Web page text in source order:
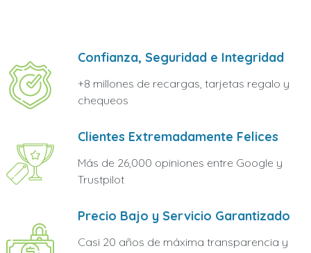
Confianza, Seguridad e Integridad
+8 millones de recargas, tarjetas regalo y
chequeos
Clientes Extremadamente Felices
Más de 26,000 opiniones entre Google y
Trustpilot
Precio Bajo y Servicio Garantizado
Casi 20 años de máxima transparencia y